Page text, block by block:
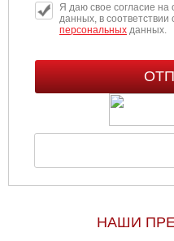
Я даю свое согласие на
данных, в соответствии
персональныхданных.
НАШИ